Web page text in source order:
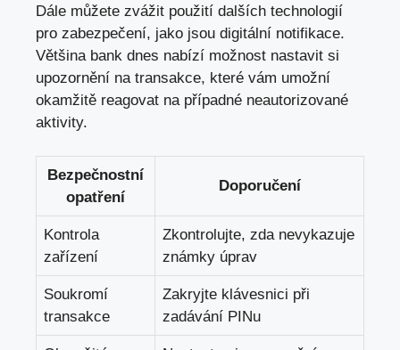
Dále můžete zvážit použití dalších technologií
pro zabezpečení, jako jsou digitální notifikace.
Většina bank dnes nabízí možnost nastavit si
upozornění na transakce, které vám umožní
okamžitě reagovat na případné neautorizované
aktivity.
Bezpečnostní
opatření
Doporučení
Kontrola
zařízení
Zkontrolujte, zda nevykazuje
známky úprav
Soukromí
transakce
Zakryjte klávesnici při
zadávání PINu